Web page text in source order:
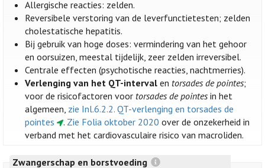
Allergische reacties: zelden.
Reversibele verstoring van de leverfunctietesten; zelden
cholestatische hepatitis.
Bij gebruik van hoge doses: vermindering van het gehoor
en oorsuizen, meestal tijdelijk, zeer zelden irreversibel.
Centrale effecten (psychotische reacties, nachtmerries).
Verlenging van het QT-interval en torsades de pointes;
voor de risicofactoren voor torsades de pointes in het
algemeen, zie Inl.6.2.2. QT-verlenging en torsades de
pointes
. Zie Folia oktober 2020 over de onzekerheid in
verband met het cardiovasculaire risico van macroliden.
Zwangerschap en borstvoeding